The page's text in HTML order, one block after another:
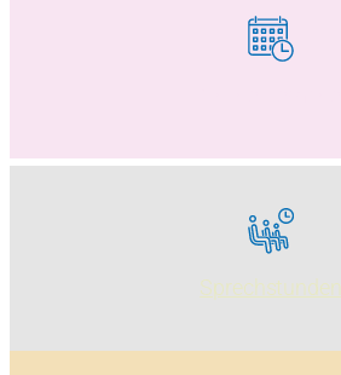
Sprechstunden